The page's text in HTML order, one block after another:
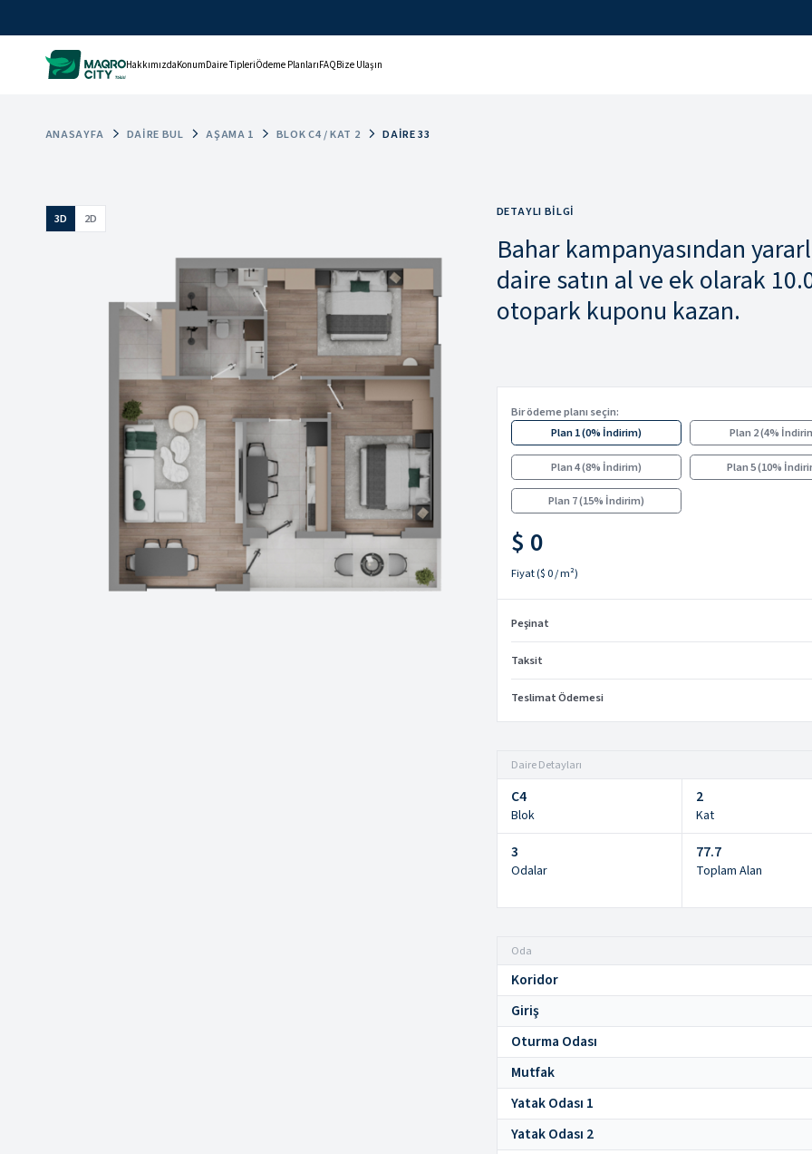
HakkımızdaKonumDaire TipleriÖdeme PlanlarıFAQBize Ulaşın
ANASAYFA DAIRE BUL AŞAMA 1 BLOK C4 / KAT 2 DAIRE 33
3D 2D DETAYLI BILGI
Bahar kampanyasından
daire satın al ve ek olarak
otopark kuponu kazan.
Bir ödeme planı seçin:
Plan 1(0% İndirim) Plan 2(4%
Plan 4(8% İndirim) Plan 5(10%
Plan 7(15% İndirim)
$ 0
Fiyat($ 0/ m²)
Peşinat
Taksit
Teslimat Ödemesi
Daire Detayları
C4
Blok
2
Kat
3
Odalar
77.7
Toplam Alan
Oda
Koridor
Giriş
Oturma Odası
Mutfak
Yatak Odası 1
Yatak Odası 2